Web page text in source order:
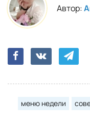
Автор:
меню недели